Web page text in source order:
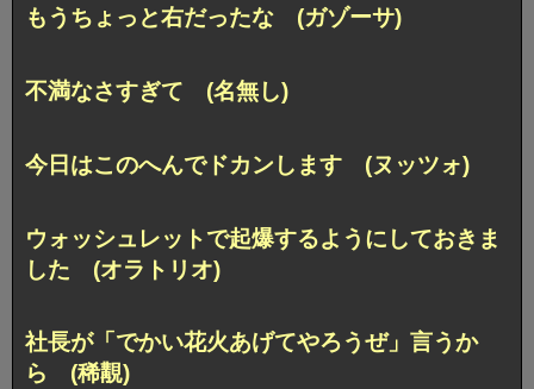
もうちょっと右だったな (ガゾーサ)
不満なさすぎて (名無し)
今日はこのへんでドカンします (ヌッツォ)
ウォッシュレットで起爆するようにしておきま
した (オラトリオ)
社長が「でかい花火あげてやろうぜ」言うか
ら (稀覯)